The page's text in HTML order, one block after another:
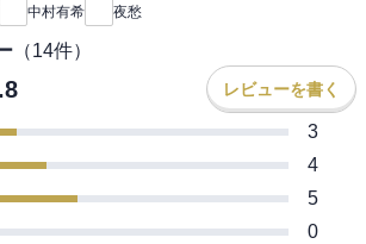
中村有希 夜愁
（14件）
レビューを書く
3
4
5
0